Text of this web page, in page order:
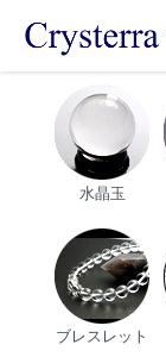
水晶玉
ブレスレット